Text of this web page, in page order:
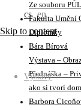
cs en
Skip to content
Výstavy
Ze souboru
Fakulta Umění
Diplomky
Bára Bírová
Výstava –
Přednáška –
ako si tvorí
Barbora